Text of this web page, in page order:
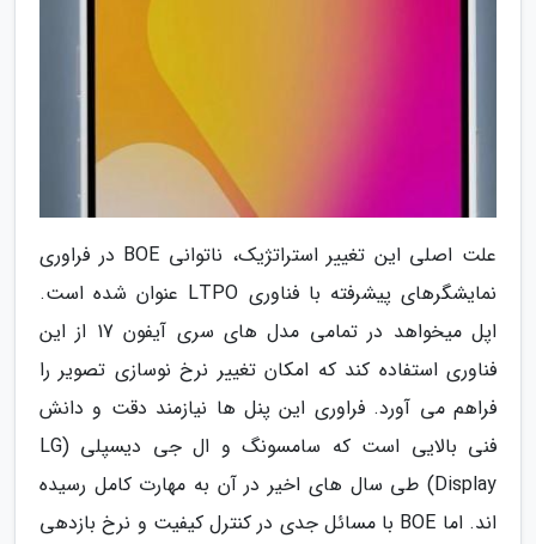
علت اصلی این تغییر استراتژیک، ناتوانی BOE در فراوری
نمایشگرهای پیشرفته با فناوری LTPO عنوان شده است.
اپل میخواهد در تمامی مدل های سری آیفون 17 از این
فناوری استفاده کند که امکان تغییر نرخ نوسازی تصویر را
فراهم می آورد. فراوری این پنل ها نیازمند دقت و دانش
فنی بالایی است که سامسونگ و ال جی دیسپلی (LG
Display) طی سال های اخیر در آن به مهارت کامل رسیده
اند. اما BOE با مسائل جدی در کنترل کیفیت و نرخ بازدهی